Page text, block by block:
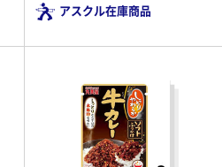
アスクル在庫商品